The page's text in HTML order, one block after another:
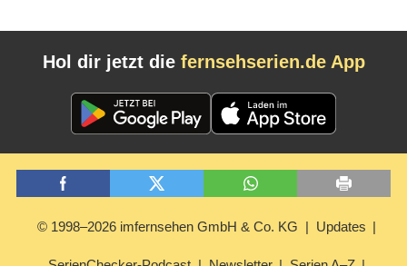
Hol dir jetzt die fernsehserien.de App
© 1998–2026 imfernsehen GmbH & Co. KG Updates